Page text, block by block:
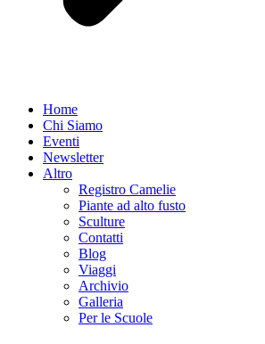
Home
Chi Siamo
Eventi
Newsletter
Altro
Registro Camelie
Piante ad alto fusto
Sculture
Contatti
Blog
Viaggi
Archivio
Galleria
Per le Scuole